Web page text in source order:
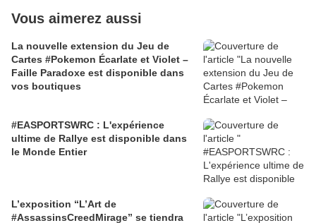
Vous aimerez aussi
La nouvelle extension du Jeu de
Cartes #Pokemon Écarlate et Violet –
Faille Paradoxe est disponible dans
vos boutiques
#EASPORTSWRC : L'expérience
ultime de Rallye est disponible dans
le Monde Entier
L’exposition “L’Art de
#AssassinsCreedMirage” se tiendra